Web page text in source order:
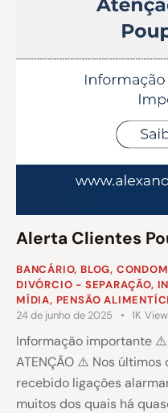
Alerta Clientes
BANCÁRIO, BLOG,
DIVÓRCIO - SEPARAÇÃO,
MÍDIA, PENSÃO
24 de junho de 2025
1K
Informação importante ⚠️
ATENÇÃO ⚠️ Nos
recebido ligações
muitos dos quais há